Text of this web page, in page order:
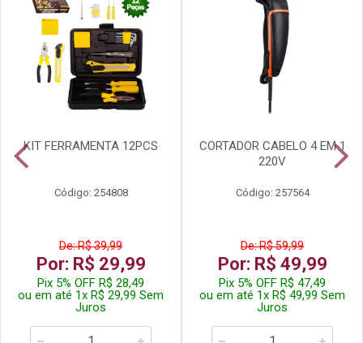
KIT FERRAMENTA 12PCS
Código: 254808
De: R$ 39,99
Por: R$ 29,99
Pix 5% OFF R$ 28,49
ou em até 1x R$ 29,99 Sem
Juros
CORTADOR CABELO 4 EM 1
220V
Código: 257564
De: R$ 59,99
Por: R$ 49,99
Pix 5% OFF R$ 47,49
ou em até 1x R$ 49,99 Sem
Juros